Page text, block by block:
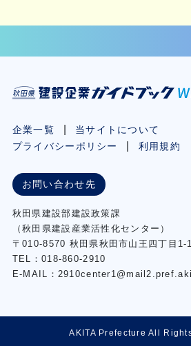
企業一覧
当サイトについて
プライバシーポリシー
利用規約
お問い合わせ先
秋⽥県建設部建設政策課
（秋⽥県建設産業活性化センター）
〒010-8570 秋田県秋田市⼭王四丁⽬1-
TEL：018-860-2910
E-MAIL：
AKITA Prefecture All